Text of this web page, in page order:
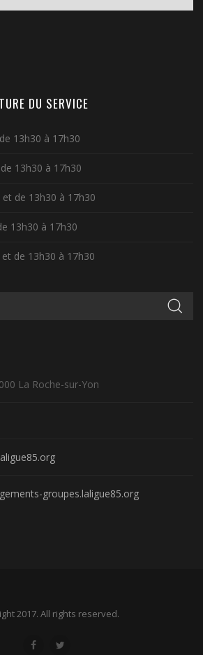
DU SERVICE
13h30 à 17h30
13h30 à 17h30
de 13h30 à 17h30
13h30 à 17h30
de 13h30 à 17h30
La Roche-sur-Yon
groupes.laligue85.org
2017. All rights reserved.